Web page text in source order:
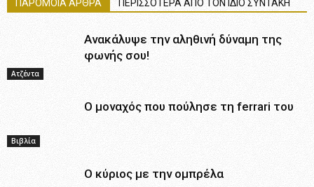
ΠΑΡΟΜΟΙΑ ΑΡΘΡΑ ΠΕΡΙΣΣΟΤΕΡΑ ΑΠΟ ΤΟΝ ΙΔΙΟ ΣΥΝΤΑΚΗ
Ατζέντα
Ανακάλυψε την αληθινή δύναμη της
φωνής σου!
Βιβλία
Ο μοναχός που πούλησε τη ferrari του
Ο κύριος με την ομπρέλα